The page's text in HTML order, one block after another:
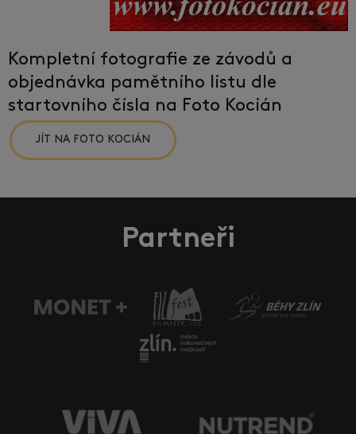
Kompletní fotografie ze závodů a
objednávka pamětního listu dle
startovního čísla na Foto Kocián
JÍT NA FOTO KOCIÁN
Partneři